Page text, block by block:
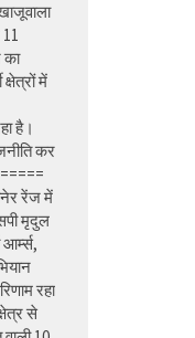
का
में
है।
कर
रेंज में
मृदुल
आर्म्स,
रहा
से